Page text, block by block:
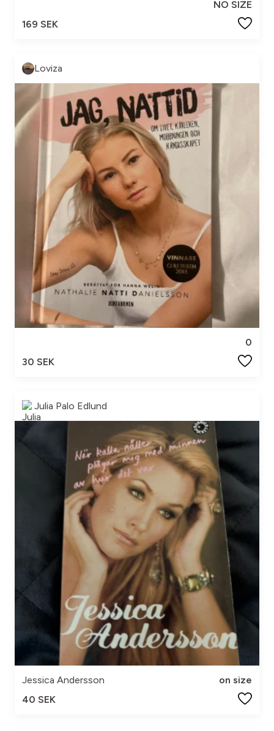
NO SIZE
169 SEK
Loviza
0
30 SEK
Julia Palo Edlund
Jessica Andersson
on size
40 SEK